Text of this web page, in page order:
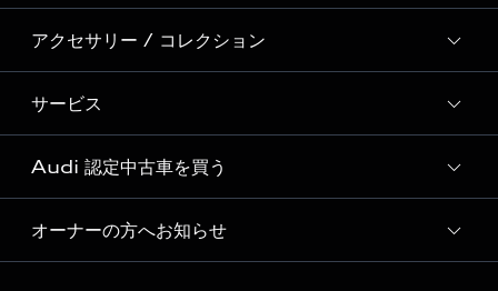
Audi Sport
Formula 1®
デジタルサービス
新車在庫検索
試乗車・展示車検索
見積り依頼
試乗予約
モデル一覧
特別仕様モデル / 限定モデル
e-tronラインアップ
価格シミュレーション
車両比較
アクセサリー / コレクション
純正アクセサリー
オンラインショップ
Audi collection
アウディナビアプリ
サービス
サービス入庫予約
サービスプログラム
メンテナンス
Audi 認定中古車を買う
Audi認定中古車
オーナーの方へお知らせ